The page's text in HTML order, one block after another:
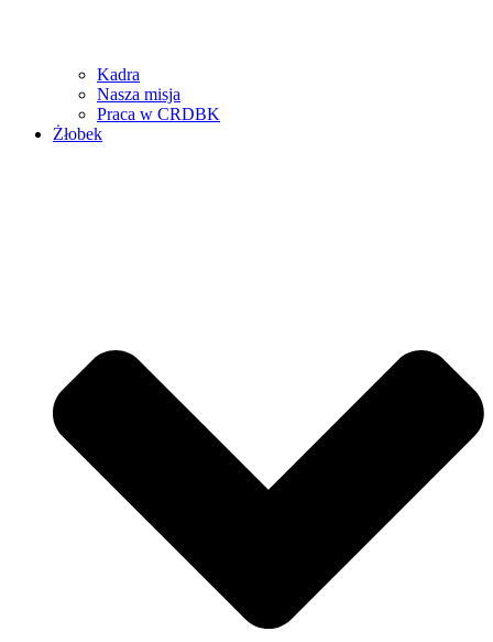
Kadra
Nasza misja
Praca w CRDBK
Żłobek